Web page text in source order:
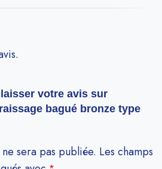
votre avis sur
bagué bronze type
sera pas publiée. Les champs